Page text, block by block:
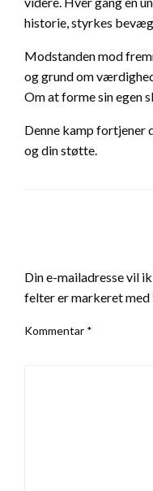
historie, styrkes
Modstanden mod
og grund om
Om at forme sin egen
Denne kamp fortjener
og din støtte.
Din e-mailadresse vil
felter er markeret med
Kommentar *